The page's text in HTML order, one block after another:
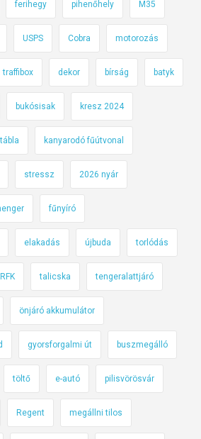
ferihegy pihenőhely M35
USPS Cobra motorozás
traffibox dekor bírság batyk
bukósisak kresz 2024
kanyarodó fűútvonal
stressz 2026 nyár
fűnyíró
elakadás újbuda torlódás
talicska tengeralattjáró
önjáró akkumulátor
gyorsforgalmi út buszmegálló
töltő e-autó pilisvörösvár
Regent megállni tilos